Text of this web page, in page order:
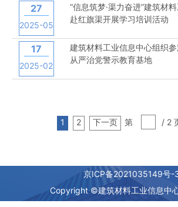
27
2025-05
“信息筑梦·渠力奋进”建筑材
赴红旗渠开展学习培训活动
17
2025-02
建筑材料工业信息中心组织
从严治党警示教育基地
1 2 下一页 第 / 2
京ICP备2021035149号-
Copyright ©建筑材料工业信息中